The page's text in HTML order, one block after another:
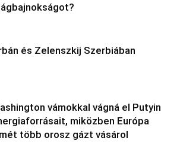
és Zelenszkij Szerbiában
vámokkal vágná el Putyin
miközben Európa
több orosz gázt vásárol